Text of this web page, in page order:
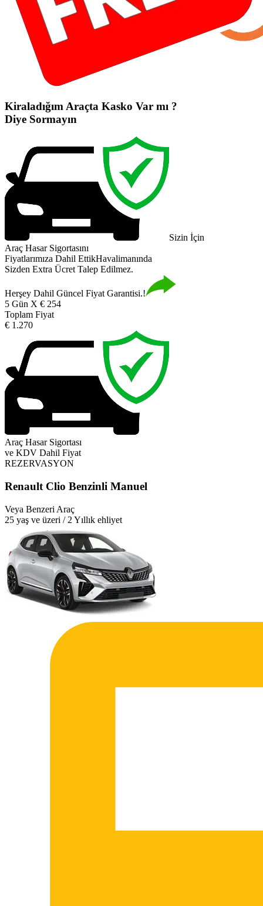
Kiraladığım Araçta Kasko Var mı ?
Diye Sormayın
Sizin İçin
Araç Hasar Sigortasını
Fiyatlarımıza Dahil EttikHavalimanında
Sizden Extra Ücret Talep Edilmez.
Herşey Dahil Güncel Fiyat Garantisi.!
5 Gün X € 254
Toplam Fiyat
€ 1.270
Araç Hasar Sigortası
ve KDV Dahil Fiyat
REZERVASYON
Renault Clio Benzinli Manuel
Veya Benzeri Araç
25 yaş ve üzeri / 2 Yıllık ehliyet